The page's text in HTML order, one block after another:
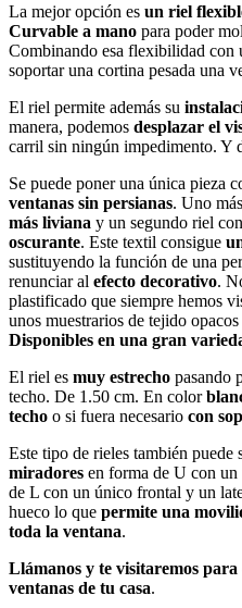
La mejor opción es un riel
Curvable a mano para poder
Combinando esa flexibilidad con
soportar una cortina pesada una
El riel permite además su
manera, podemos desplazar el
carril sin ningún impedimento. Y
Se puede poner una única pieza
ventanas sin persianas. Uno
más liviana y un segundo riel con
oscurante. Este textil consigue
sustituyendo la función de una
renunciar al efecto decorativo.
plastificado que siempre hemos
unos muestrarios de tejido
Disponibles en una gran
El riel es muy estrecho pasando
techo. De 1.50 cm. En color
techo o si fuera necesario con
Este tipo de rieles también puede
miradores en forma de U con
de L con un único frontal y un
hueco lo que permite una
toda la ventana.
Llámanos y te visitaremos
ventanas de tu casa.